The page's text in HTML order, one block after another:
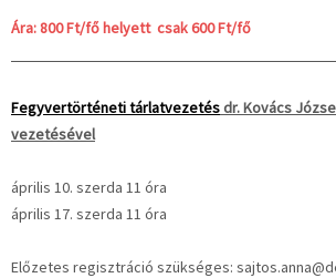
Ára: 800 Ft/fő helyett csak 600 Ft/fő
Fegyvertörténeti tárlatvezetésdr. Kovács
vezetésével
április 10. szerda 11 óra
április 17. szerda 11 óra
Előzetes regisztráció szükséges: